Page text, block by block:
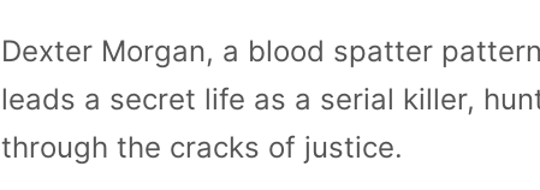
Dexter Morgan, a blood spatter
leads a secret life as a serial killer,
through the cracks of justice.